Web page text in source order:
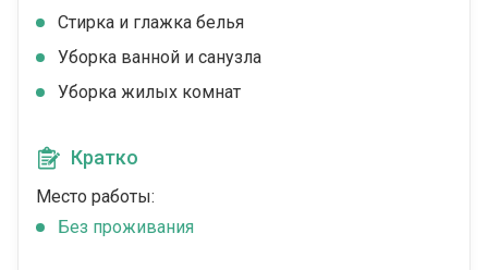
Стирка и глажка белья
Уборка ванной и санузла
Уборка жилых комнат
Кратко
Место работы:
Без проживания